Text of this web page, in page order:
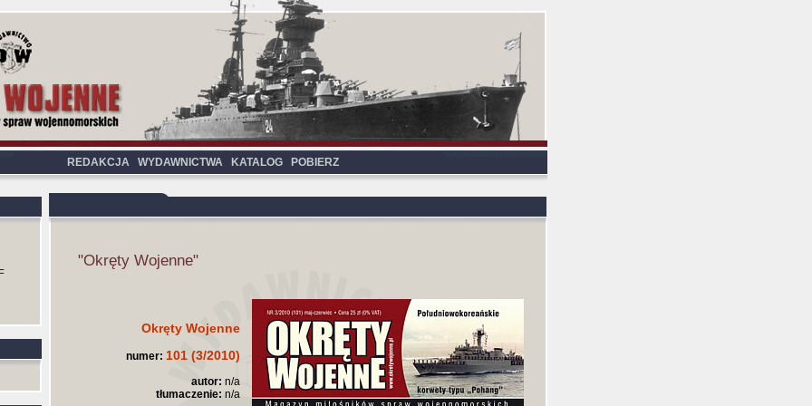
REDAKCJA WYDAWNICTWA KATALOG POBIERZ
"Okręty Wojenne"
Okręty Wojenne
numer: 101 (3/2010)
autor: n/a
tłumaczenie: n/a